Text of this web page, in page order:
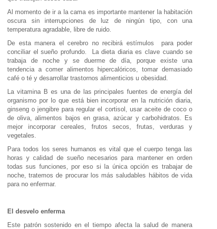
Al momento de ir a la cama es importante mantener la habitación
oscura sin interrupciones de luz de ningún tipo, con una
temperatura agradable, libre de ruido.
De esta manera el cerebro no recibirá estímulos para poder
conciliar el sueño profundo. La dieta diaria es clave cuando se
trabaja de noche y se duerme de día, porque existe una
tendencia a comer alimentos hipercalóricos, tomar demasiado
café o té y desarrollar trastornos alimenticios u obesidad.
La vitamina B es una de las principales fuentes de energía del
organismo por lo que está bien incorporar en la nutrición diaria,
ginseng o jengibre para regular el cortisol, usar aceite de coco o
de oliva, alimentos bajos en grasa, azúcar y carbohidratos. Es
mejor incorporar cereales, frutos secos, frutas, verduras y
vegetales.
Para todos los seres humanos es vital que el cuerpo tenga las
horas y calidad de sueño necesarios para mantener en orden
todas sus funciones, por eso si la única opción es trabajar de
noche, tratemos de procurar los más saludables hábitos de vida
para no enfermar.
El desvelo enferma
Este patrón sostenido en el tiempo afecta la salud de manera